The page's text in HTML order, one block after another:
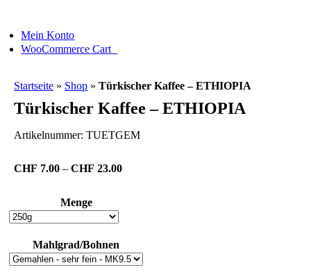
content
Mein Konto
WooCommerce Cart0
Startseite » Shop »Türkischer Kaffee – ETHIOPIA
Türkischer Kaffee – ETHIOPIA
Artikelnummer:TUETGEM
CHF 7.00 –CHF 23.00Preisspanne:
Menge
Mahlgrad/Bohnen